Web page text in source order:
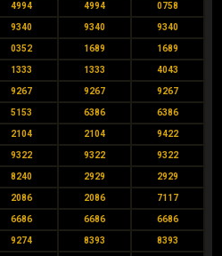
4994 4994 0758
9340 9340 9340
0352 1689 1689
1333 1333 4043
9267 9267 9267
5153 6386 6386
2104 2104 9422
9322 9322 9322
8240 2929 2929
2086 2086 7117
6686 6686 6686
9274 8393 8393